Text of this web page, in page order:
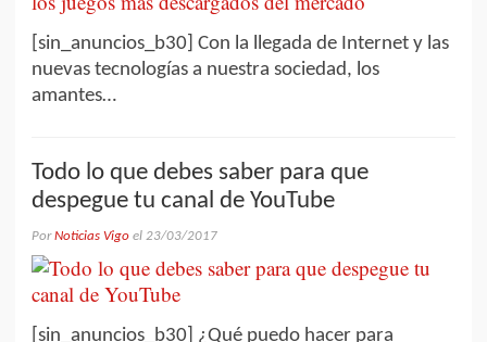
[sin_anuncios_b30] Con la llegada de Internet y las
nuevas tecnologías a nuestra sociedad, los
amantes…
Todo lo que debes saber para que
despegue tu canal de YouTube
PorNoticias Vigo el 23/03/2017
[sin_anuncios_b30] ¿Qué puedo hacer para